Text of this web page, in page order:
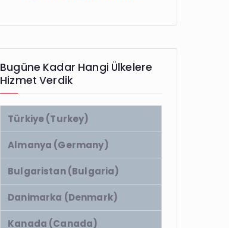
Bugüne Kadar Hangi Ülkelere
Hizmet Verdik
Türkiye (Turkey)
Almanya (Germany)
Bulgaristan (Bulgaria)
Danimarka (Denmark)
Kanada (Canada)